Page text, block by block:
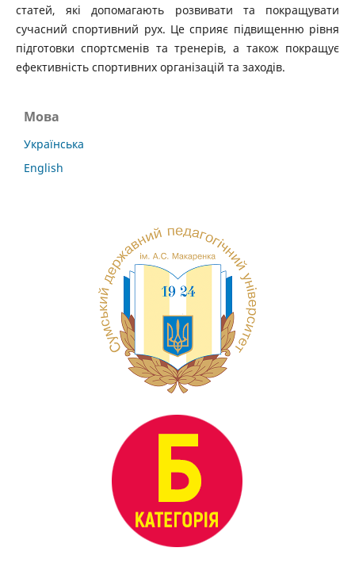
статей, які допомагають розвивати та покращувати
сучасний спортивний рух. Це сприяє підвищенню рівня
підготовки спортсменів та тренерів, а також покращує
ефективність спортивних організацій та заходів.
Мова
Українська
English